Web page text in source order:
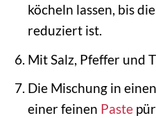
köcheln lassen, bis
reduziert ist.
Mit Salz, Pfeffer und
Die Mischung in
einer feinen Paste